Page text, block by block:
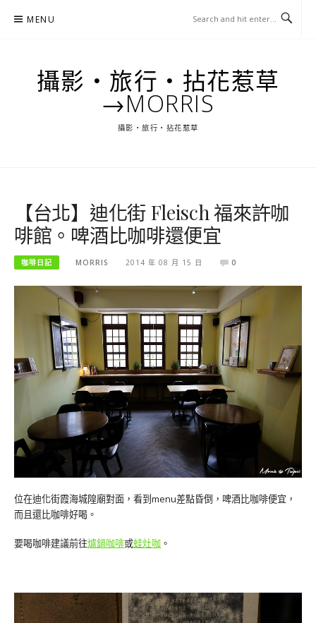
MENU
攝影‧旅行‧拈花惹草
→MORRIS
攝影‧旅行‧拈花惹草
【台北】迪化街 Fleisch 福來許咖
啡館。啤酒比咖啡還便宜
咖啡日記 MORRIS 2014 年 08 月 15 日 0
位在迪化街霞海城隍廟對面，看到menu差點昏倒，啤酒比咖啡便宜，
而且還比咖啡好喝。
要喝咖啡建議前往爐鍋咖啡或蛙灶咖 。